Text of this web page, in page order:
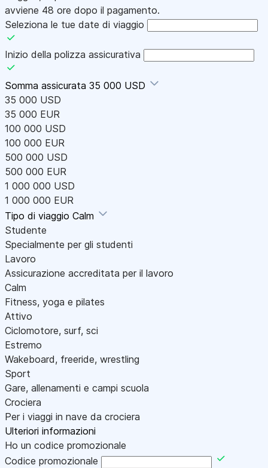
avviene 48 ore dopo il pagamento.
Seleziona le tue date di viaggio
Inizio della polizza assicurativa
Somma assicurata 35 000 USD
35 000 USD
35 000 EUR
100 000 USD
100 000 EUR
500 000 USD
500 000 EUR
1 000 000 USD
1 000 000 EUR
Tipo di viaggio Calm
Studente
Specialmente per gli studenti
Lavoro
Assicurazione accreditata per il lavoro
Calm
Fitness, yoga e pilates
Attivo
Ciclomotore, surf, sci
Estremo
Wakeboard, freeride, wrestling
Sport
Gare, allenamenti e campi scuola
Crociera
Per i viaggi in nave da crociera
Ulteriori informazioni
Ho un codice promozionale
Codice promozionale